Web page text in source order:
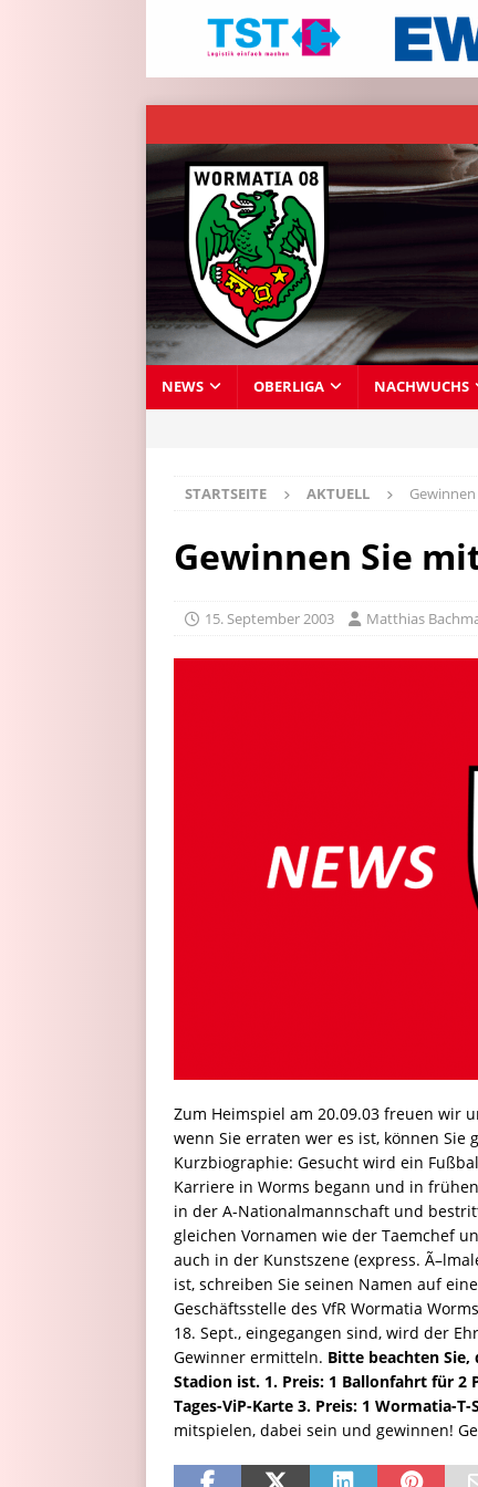
NEWS OBERLIGA NACHWUCHS
STARTSEITE AKTUELL
Gewinnen Sie
15. September 2003 Matthias
Zum Heimspiel am 20.09.03 freuen wir
wenn Sie erraten wer es ist, können Sie
Kurzbiographie: Gesucht wird ein
Karriere in Worms begann und in
in der A-Nationalmannschaft und
gleichen Vornamen wie der Taemchef
auch in der Kunstszene (express.
ist, schreiben Sie seinen Namen auf
Geschäftsstelle des VfR Wormatia
18. Sept., eingegangen sind, wird der
Gewinner ermitteln. Bitte beachten
Stadion ist. 1. Preis: 1 Ballonfahrt für
Tages-ViP-Karte 3. Preis: 1 Wormatia-
mitspielen, dabei sein und gewinnen!